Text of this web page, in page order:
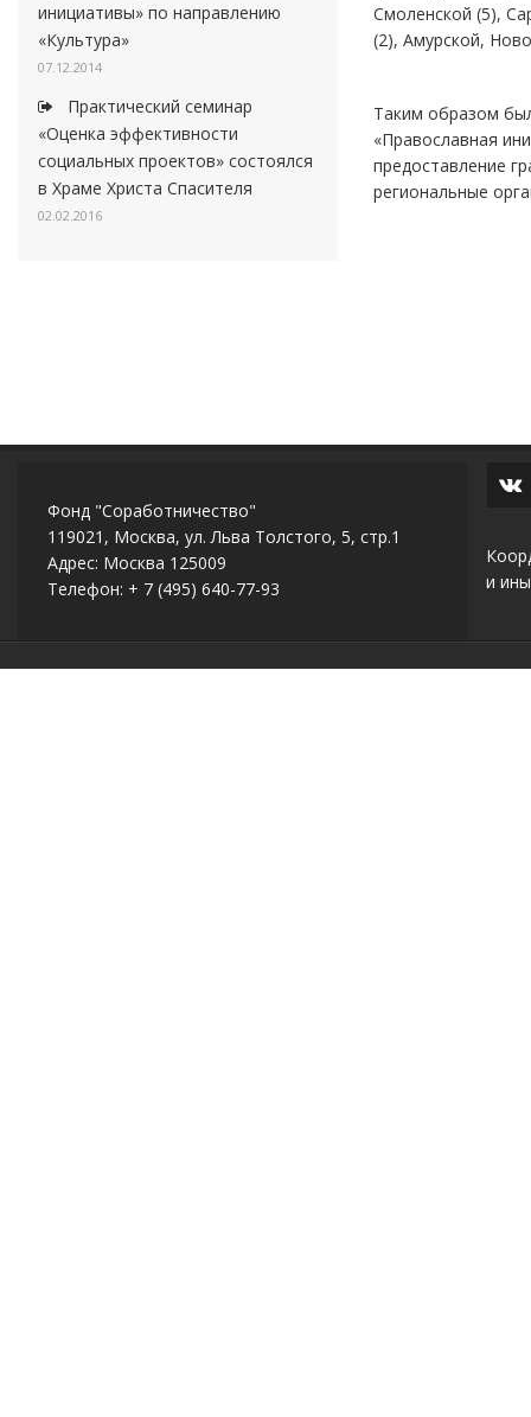
инициативы» по направлению
«Культура»
07.12.2014
Практический семинар
«Оценка эффективности
социальных проектов» состоялся
в Храме Христа Спасителя
02.02.2016
Смоленской (5),
(2), Амурской,
Таким образом
«Православная
предоставление
региональные
Фонд "Соработничество"
119021, Москва, ул. Льва Толстого, 5, стр.1
Адрес: Москва 125009
Телефон: + 7 (495) 640-77-93
и